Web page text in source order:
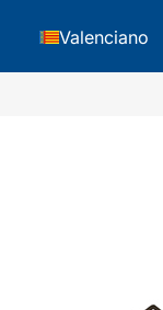
Valenciano